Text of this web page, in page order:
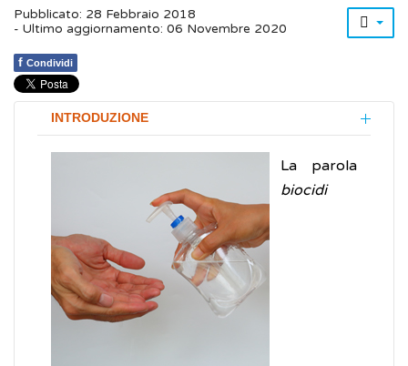
Pubblicato: 28 Febbraio 2018
- Ultimo aggiornamento: 06 Novembre 2020
f Condividi
INTRODUZIONE
La parola
biocidi